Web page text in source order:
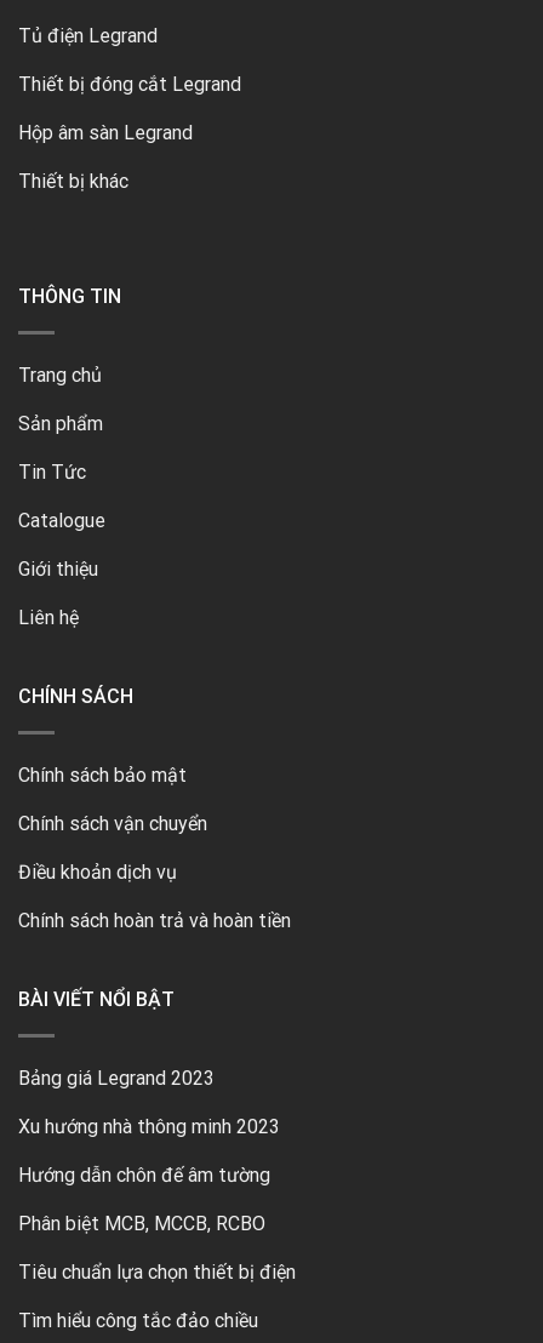
Tủ điện Legrand
Thiết bị đóng cắt Legrand
Hộp âm sàn Legrand
Thiết bị khác
THÔNG TIN
Trang chủ
Sản phẩm
Tin Tức
Catalogue
Giới thiệu
Liên hệ
CHÍNH SÁCH
Chính sách bảo mật
Chính sách vận chuyển
Điều khoản dịch vụ
Chính sách hoàn trả và hoàn tiền
BÀI VIẾT NỔI BẬT
Bảng giá Legrand 2023
Xu hướng nhà thông minh 2023
Hướng dẫn chôn đế âm tường
Phân biệt MCB, MCCB, RCBO
Tiêu chuẩn lựa chọn thiết bị điện
Tìm hiểu công tắc đảo chiều